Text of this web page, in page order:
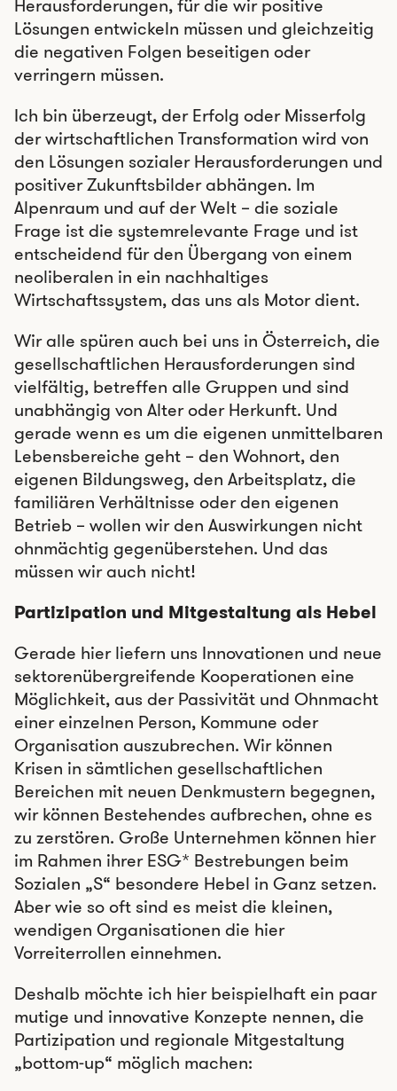
Herausforderungen, für die wir positive
Lösungen entwickeln müssen und gleichzeitig
die negativen Folgen beseitigen oder
verringern müssen.
Ich bin überzeugt, der Erfolg oder Misserfolg
der wirtschaftlichen Transformation wird von
den Lösungen sozialer Herausforderungen und
positiver Zukunftsbilder abhängen. Im
Alpenraum und auf der Welt – die soziale
Frage ist die systemrelevante Frage und ist
entscheidend für den Übergang von einem
neoliberalen in ein nachhaltiges
Wirtschaftssystem, das uns als Motor dient.
Wir alle spüren auch bei uns in Österreich, die
gesellschaftlichen Herausforderungen sind
vielfältig, betreffen alle Gruppen und sind
unabhängig von Alter oder Herkunft. Und
gerade wenn es um die eigenen unmittelbaren
Lebensbereiche geht – den Wohnort, den
eigenen Bildungsweg, den Arbeitsplatz, die
familiären Verhältnisse oder den eigenen
Betrieb – wollen wir den Auswirkungen nicht
ohnmächtig gegenüberstehen. Und das
müssen wir auch nicht!
Partizipation und Mitgestaltung als Hebel
Gerade hier liefern uns Innovationen und neue
sektorenübergreifende Kooperationen eine
Möglichkeit, aus der Passivität und Ohnmacht
einer einzelnen Person, Kommune oder
Organisation auszubrechen. Wir können
Krisen in sämtlichen gesellschaftlichen
Bereichen mit neuen Denkmustern begegnen,
wir können Bestehendes aufbrechen, ohne es
zu zerstören. Große Unternehmen können hier
im Rahmen ihrer ESG* Bestrebungen beim
Sozialen „S“ besondere Hebel in Ganz setzen.
Aber wie so oft sind es meist die kleinen,
wendigen Organisationen die hier
Vorreiterrollen einnehmen.
Deshalb möchte ich hier beispielhaft ein paar
mutige und innovative Konzepte nennen, die
Partizipation und regionale Mitgestaltung
„bottom-up“ möglich machen: